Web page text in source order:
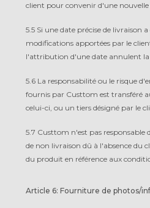
client pour convenir d'une nouvelle
5.5 Si une date précise de livraison
modifications apportées par le
l'attribution d'une date annulent la
5.6 La responsabilité ou le risque
fournis par Custtom est transféré
celui-ci, ou un tiers désigné par le
5.7 Custtom n'est pas responsable
de non livraison dû à l'absence du
du produit en référence aux
Article 6: Fourniture de photos/